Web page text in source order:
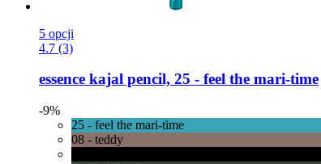
5 opcji
4.7 (3)
essence kajal pencil, 25 -​ feel the mari-​time
-9%
25 - feel the mari-time
08 - teddy